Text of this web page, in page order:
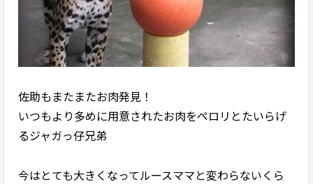
佐助もまたまたお肉発見！
いつもより多めに用意されたお肉をペロリとたいらげ
るジャガっ仔兄弟
今はとても大きくなってルースママと変わらないくら